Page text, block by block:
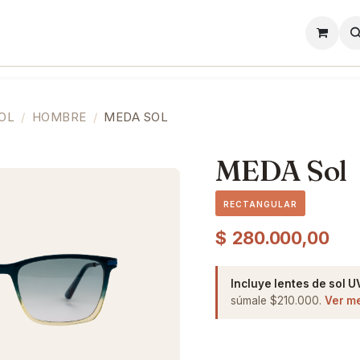
HOMBRE MEDA SOL
MEDA Sol
RECTANGULAR
$ 280.000,00
Incluye lentes de sol
súmale $210.000. Ver